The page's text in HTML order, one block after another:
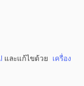
และแก้ไขด้วย เครื่อง